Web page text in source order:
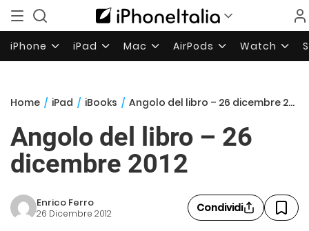
iPhone iPad Mac AirPods Watch
Home / iPad / iBooks / Angolo del libro – 26 dicembre 2012
Angolo del libro – 26
dicembre 2012
Enrico Ferro
26 Dicembre 2012 Condividi